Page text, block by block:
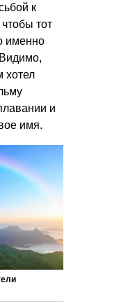
к
тот
именно
хотел
и
имя.